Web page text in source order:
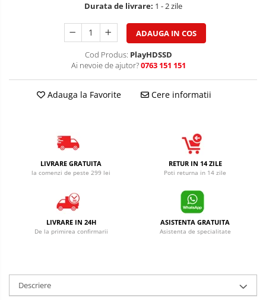
Durata de livrare: 1 - 2 zile
ADAUGA IN COS
Cod Produs: PlayHDSSD
Ai nevoie de ajutor?0763 151 151
Adauga la Favorite Cere informatii
LIVRARE GRATUITA
la comenzi de peste 299 lei
RETUR IN 14 ZILE
Poti returna in 14 zile
LIVRARE IN 24H
De la primirea confirmarii
ASISTENTA GRATUITA
Asistenta de specialitate
Descriere